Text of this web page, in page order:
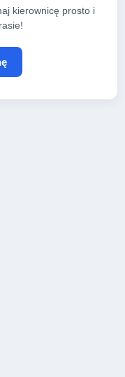
kierownicę prosto i